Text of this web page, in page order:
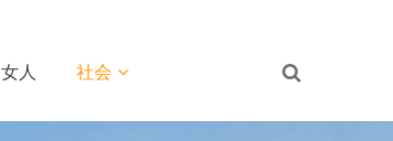
女人 社会